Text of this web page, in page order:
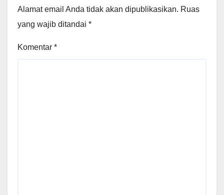
Alamat email Anda tidak akan dipublikasikan. Ruas
yang wajib ditandai *
Komentar *